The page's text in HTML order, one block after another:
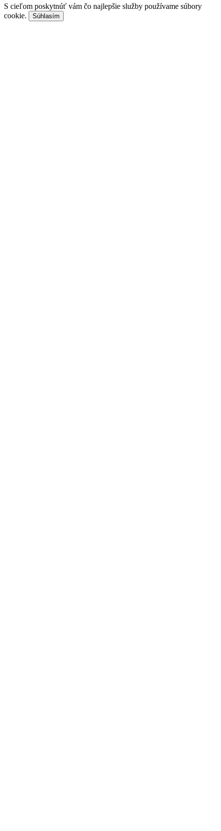
S cieľom poskytnúť vám čo najlepšie služby používame súbory
cookie.
Súhlasím